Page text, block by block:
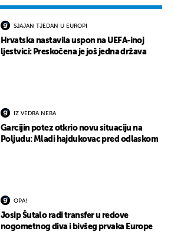
SJAJAN TJEDAN U EUROPI
Hrvatska nastavila uspon na UEFA-inoj
ljestvici: Preskočena je još jedna država
IZ VEDRA NEBA
Garcijin potez otkrio novu situaciju na
Poljudu: Mladi hajdukovac pred odlaskom
OPA!
Josip Šutalo radi transfer u redove
nogometnog diva i bivšeg prvaka Europe